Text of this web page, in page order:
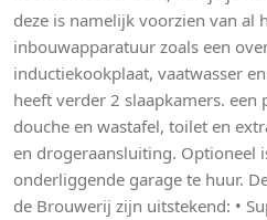
deze is namelijk voorzien van al
inbouwapparatuur zoals een
inductiekookplaat, vaatwasser
heeft verder 2 slaapkamers.
douche en wastafel, toilet en
en drogeraansluiting. Optioneel
onderliggende garage te huur.
de Brouwerij zijn uitstekend: •